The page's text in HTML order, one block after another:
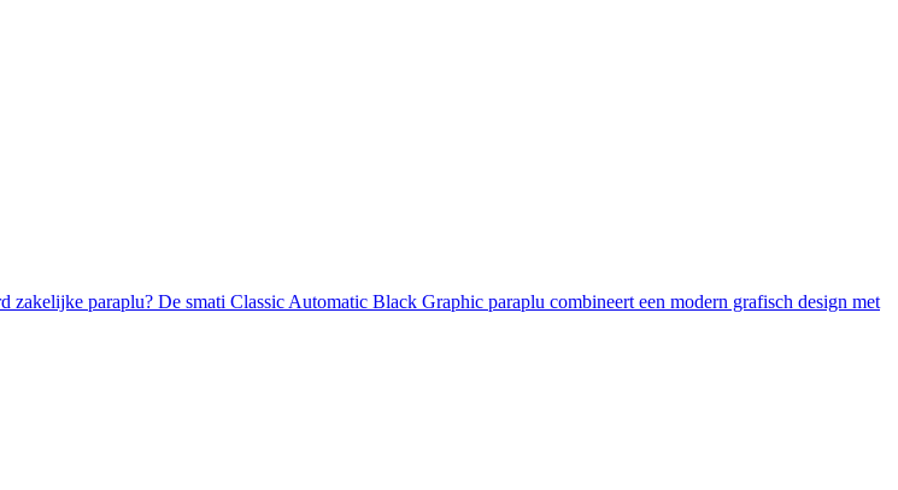
zakelijke paraplu? De smati Classic Automatic Black Graphic paraplu combineert een modern grafisch design met